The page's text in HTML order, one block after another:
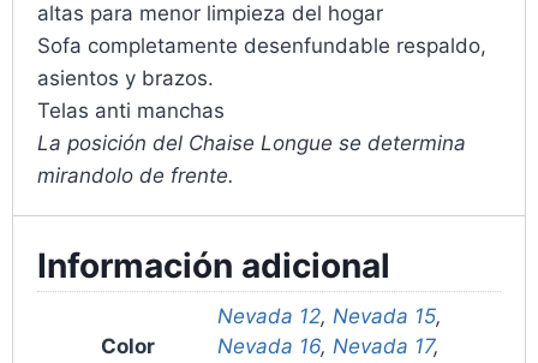
altas para menor limpieza del hogar
Sofa completamente desenfundable respaldo,
asientos y brazos.
Telas anti manchas
La posición del Chaise Longue se determina
mirandolo de frente.
Información adicional
Color
Nevada 12, Nevada 15,
Nevada 16, Nevada 17,